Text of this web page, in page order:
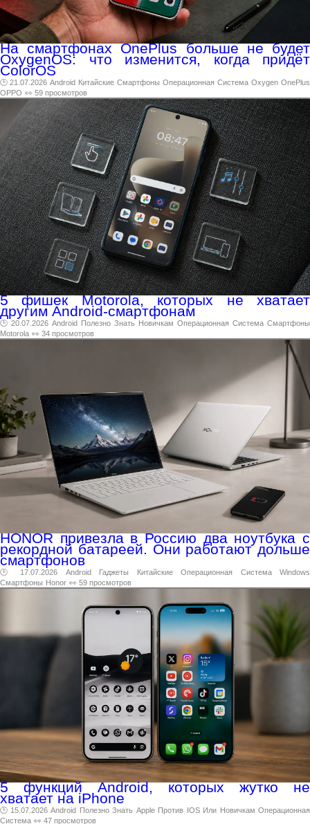
На смартфонах OnePlus больше не будет
OxygenOS: что изменится, когда придёт
ColorOS
🕑 21.07.2026 Android Китайские Смартфоны Операционная Система Oxygen OnePlus
OPPO 👀 59 просмотров
5 фишек Motorola, которых не хватает
другим Android-смартфонам
🕑 20.07.2026 Android Полезно Знать Новичкам Операционная Система Смартфоны
Motorola 👀 34 просмотров
HONOR привезла в Россию два ноутбука с
рекордной батареей. Они работают дольше
смартфонов
🕑 17.07.2026 Android Гаджеты Китайские Операционная Система
Windows
Смартфоны Honor 👀 59 просмотров
5 функций Android, которых жутко не
хватает на iPhone
🕑 15.07.2026 Android Полезно Знать Apple Против IOS Или Новичкам Операционная
Система 👀 47 просмотров